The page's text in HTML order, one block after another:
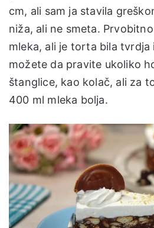
cm, ali sam ja stavila
niža, ali ne smeta.
mleka, ali je torta bila tvrdja
možete da pravite ukoliko
štanglice, kao kolač, ali za
400 ml mleka bolja.